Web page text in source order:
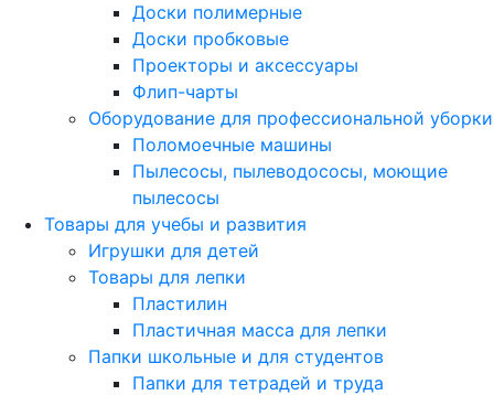
Доски полимерные
Доски пробковые
Проекторы и аксессуары
Флип-чарты
Оборудование для профессиональной уборки
Поломоечные машины
Пылесосы, пылеводососы, моющие
пылесосы
Товары для учебы и развития
Игрушки для детей
Товары для лепки
Пластилин
Пластичная масса для лепки
Папки школьные и для студентов
Папки для тетрадей и труда